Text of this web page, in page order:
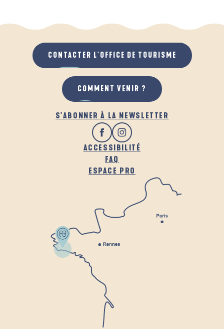
QUAND IL PLEUT
AU GRAND AIR
S'ABONNER À LA NEWSLETTER
ACCESSIBILITÉ
FAQ
ESPACE PRO
CONTACTER L'OFFICE DE TOURISME
COMMENT VENIR ?